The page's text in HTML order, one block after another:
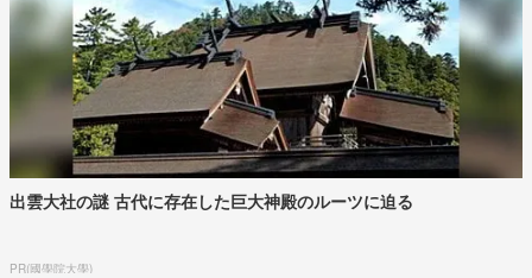
出雲大社の謎 古代に存在した巨大神殿のルーツに迫る
PR(國學院大學)